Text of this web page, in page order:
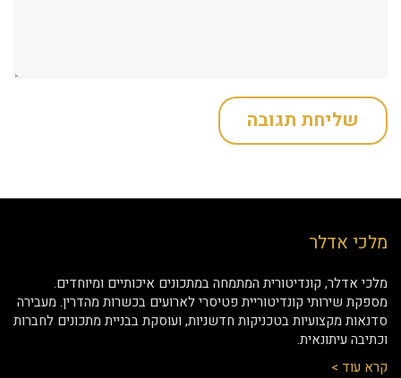
מלכי אדלר
מלכי אדלר, קונדיטורית המתמחה במתכונים איכותיים ומיוחדים.
מספקת שירותי קונדיטוריית פטיסרי לארועים בכשרות מהדרין. מעבירה
סדנאות מקצועיות בטכניקות חדשניות, ועוסקת בבניית מתכונים לחברות
וכתיבה עיתונאית.
קרא עוד >